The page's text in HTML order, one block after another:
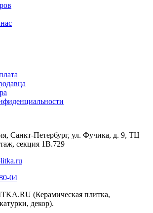
Санкт-Петербург, ул. Фучика, д. 9, ТЦ
секция 1В.729
04
(Керамическая плитка,
декор).